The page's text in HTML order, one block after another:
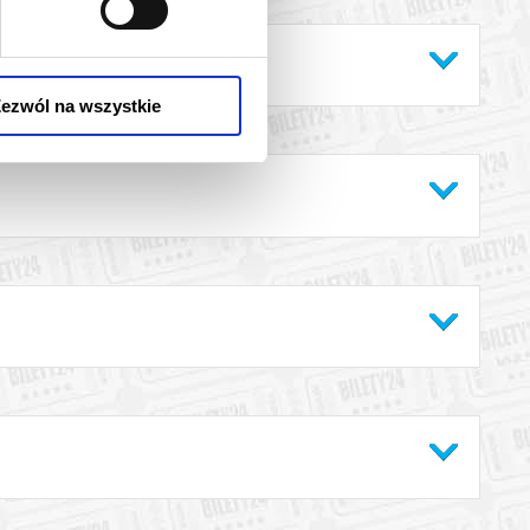
na wszystkie
zachorowania lub nieszczęśliwego wypadku?